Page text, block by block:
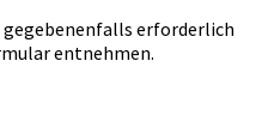
erforderlich
entnehmen.